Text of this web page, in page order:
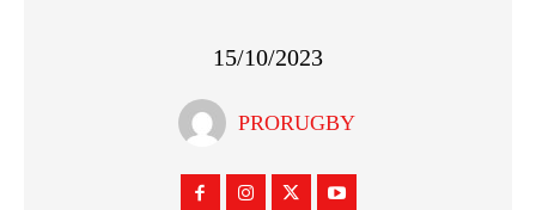
15/10/2023
PRORUGBY